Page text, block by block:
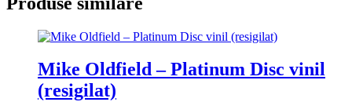
Mike Oldfield – Platinum Disc vinil
(resigilat)